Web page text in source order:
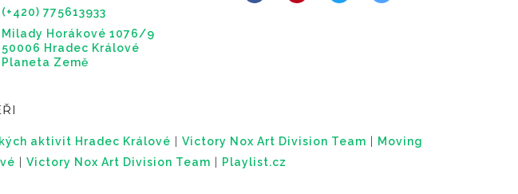
(+420) 775613933
Milady Horákové 1076/9
50006 Hradec Králové
Planeta Země
aktivit Hradec Králové Victory Nox Art Division Team
Moving
Victory Nox Art Division Team Playlist.cz